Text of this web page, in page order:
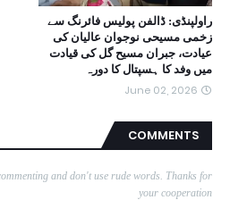
راولپنڈی: ڈالفن پولیس فائرنگ سے
زخمی مسیحی نوجوان عالیان کی
عیادت، جبران مسیح گل کی قیادت
میں وفد کا ہسپتال کا دورہ
June 02, 2026
COMMENTS
and don't use rude words. Thanks for
your cooperation